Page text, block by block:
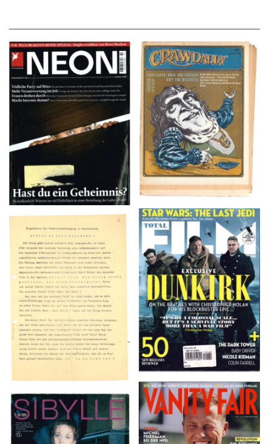
NEON – OKTOBER
2008
Crawdaddy – June/11/72
TOTAL FILM #260 –
SUMMER 2017
Flugblätter der Weissen
Rose – V, Januar 1943
VANITY FAIR – Nr. 7 –
8. Februar 2007
SIBYLLE 6/89